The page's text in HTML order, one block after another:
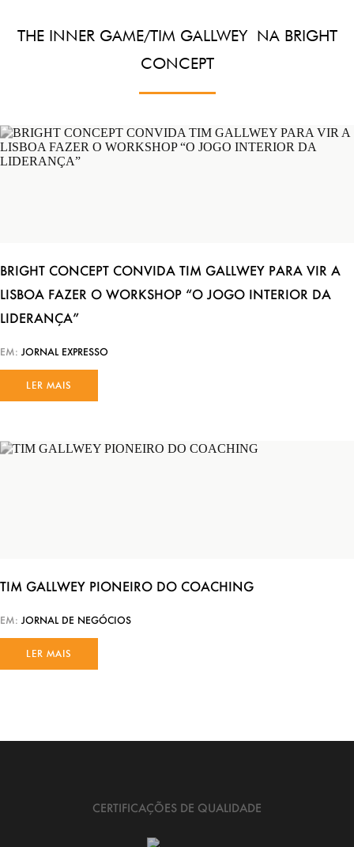
COACHING
CULTURA
LIDERANÇA
THE INNER GAME/TIM GALLWEY NA BRIGHT
CONCEPT
BRIGHT CONCEPT CONVIDA TIM GALLWEY PARA VIR A
LISBOA FAZER O WORKSHOP “O JOGO INTERIOR DA
LIDERANÇA”
EM: JORNAL EXPRESSO
LER MAIS
TIM GALLWEY PIONEIRO DO COACHING
EM: JORNAL DE NEGÓCIOS
LER MAIS
CERTIFICAÇÕES DE QUALIDADE